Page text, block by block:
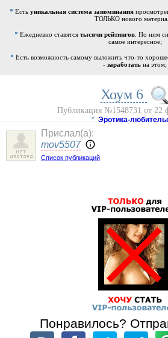
Есть уникальная система запоминания
ТОЛЬКО нового
Ежедневно ставятся тысячи рейтингов . По ним
самое интересное;
Есть возможность самому выложить что-то
- заработать на этом;
Хоум 6
Публикация №1548731 от 22
* Эротика-
Прислал(a):
mov5507
Список публикаций
Понравилось?